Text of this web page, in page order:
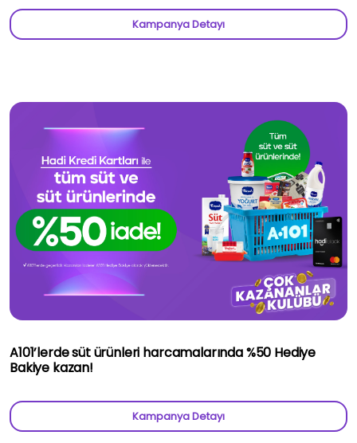
Kampanya Detayı
A101’lerde süt ürünleri harcamalarında %50 Hediye
Bakiye kazan!
Kampanya Detayı